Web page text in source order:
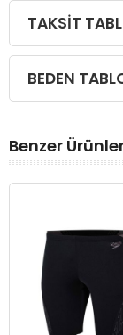
TAKSIT
BEDEN
Benzer